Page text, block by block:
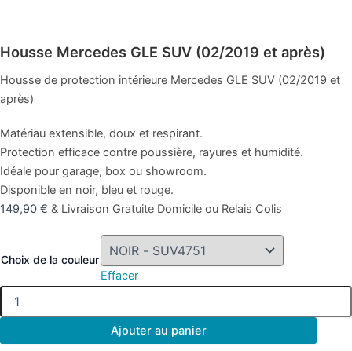
Housse Mercedes GLE SUV (02/2019 et après)
Housse de protection intérieure Mercedes GLE SUV (02/2019 et
après)
Matériau extensible, doux et respirant.
Protection efficace contre poussière, rayures et humidité.
Idéale pour garage, box ou showroom.
Disponible en noir, bleu et rouge.
149,90 € & Livraison Gratuite Domicile ou Relais Colis
Choix de la couleur
Effacer
Ajouter au panier